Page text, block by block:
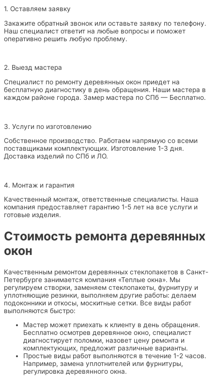
1. Оставляем заявку
Закажите обратный звонок или оставьте заявку по телефону.
Наш специалист ответит на любые вопросы и поможет
оперативно решить любую проблему.
2. Выезд мастера
Специалист по ремонту деревянных окон приедет на
бесплатную диагностику в день обращения. Наши мастера в
каждом районе города. Замер мастера по СПб — Бесплатно.
3. Услуги по изготовлению
Собственное производство. Работаем напрямую со всеми
поставщиками комплектующих. Изготовление 1-3 дня.
Доставка изделий по СПб и ЛО.
4. Монтаж и гарантия
Качественный монтаж, ответственные специалисты. Наша
компания предоставляет гарантию 1-5 лет на все услуги и
готовые изделия.
Стоимость ремонта деревянных
окон
Качественным ремонтом деревянных стеклопакетов в Санкт-
Петербурге занимается компания «‎Теплые окна». Мы
регулируем створки, заменяем стеклопакеты, фурнитуру и
уплотняющие резинки, выполняем другие работы: делаем
подоконники и откосы, москитные сетки. Все виды работ
выполняются быстро:
Мастер может приехать к клиенту в день обращения.
Бесплатно осмотрев деревянное окно, специалист
диагностирует поломки, назовет цену ремонта и
комплектующих, предложит различные варианты.
Простые виды работ выполняются в течение 1-2 часов.
Например, замена уплотнителей или фурнитуры,
регулировка деревянного окна.